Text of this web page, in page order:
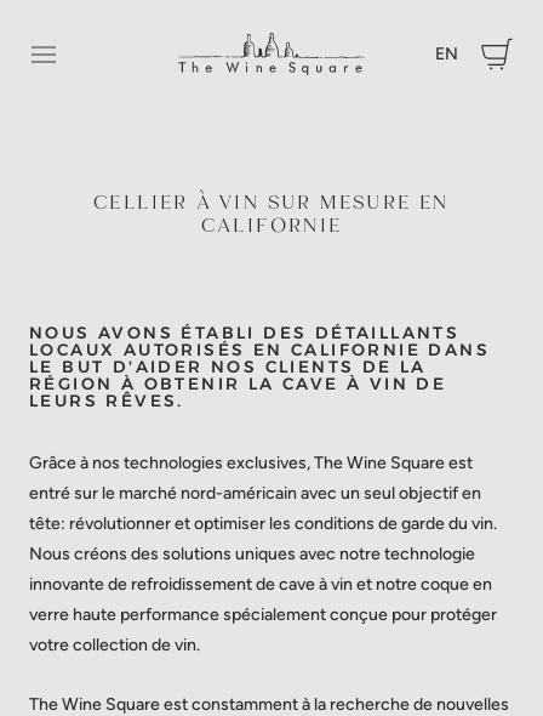
Ouvrir le menu EN
CELLIER À VIN SUR MESURE EN
CALIFORNIE
NOUS AVONS ÉTABLI DES DÉTAILLANTS
LOCAUX AUTORISÉS EN CALIFORNIE DANS
LE BUT D'AIDER NOS CLIENTS DE LA
RÉGION À OBTENIR LA CAVE À VIN DE
LEURS RÊVES.
Grâce à nos technologies exclusives, The Wine Square est
entré sur le marché nord-américain avec un seul objectif en
tête: révolutionner et optimiser les conditions de garde du vin.
Nous créons des solutions uniques avec notre technologie
innovante de refroidissement de cave à vin et notre coque en
verre haute performance spécialement conçue pour protéger
votre collection de vin.
The Wine Square est constamment à la recherche de nouvelles